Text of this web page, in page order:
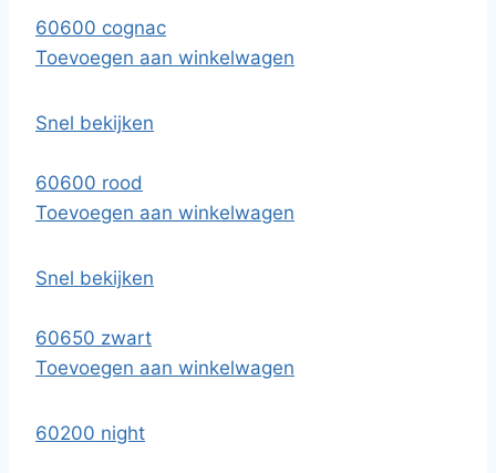
60600 cognac
Toevoegen aan winkelwagen
Snel bekijken
60600 rood
Toevoegen aan winkelwagen
Snel bekijken
60650 zwart
Toevoegen aan winkelwagen
60200 night